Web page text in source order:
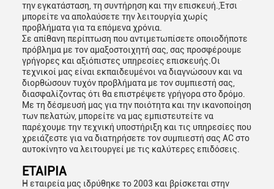
την εγκατάσταση, τη συντήρηση και την επισκευή.,Έτσι
μπορείτε να απολαύσετε την λειτουργία χωρίς
προβλήματα για τα επόμενα χρόνια.
Σε απίθανη περίπτωση που αντιμετωπίσετε οποιοδήποτε
πρόβλημα με τον αμαξοστοιχητή σας, σας προσφέρουμε
γρήγορες και αξιόπιστες υπηρεσίες επισκευής.Οι
τεχνικοί μας είναι εκπαιδευμένοι να διαγνώσουν και να
διορθώσουν τυχόν προβλήματα με τον συμπιεστή σας,
διασφαλίζοντας ότι θα επιστρέψετε γρήγορα στο δρόμο.
Με τη δέσμευσή μας για την ποιότητα και την ικανοποίηση
των πελατών, μπορείτε να μας εμπιστευτείτε να
παρέχουμε την τεχνική υποστήριξη και τις υπηρεσίες που
χρειάζεστε για να διατηρήσετε τον συμπιεστή σας AC στο
αυτοκίνητο να λειτουργεί με τις καλύτερες επιδόσεις.
ΕΤΑΙΡΙΑ
Η εταιρεία μας ιδρύθηκε το 2003 και βρίσκεται στην